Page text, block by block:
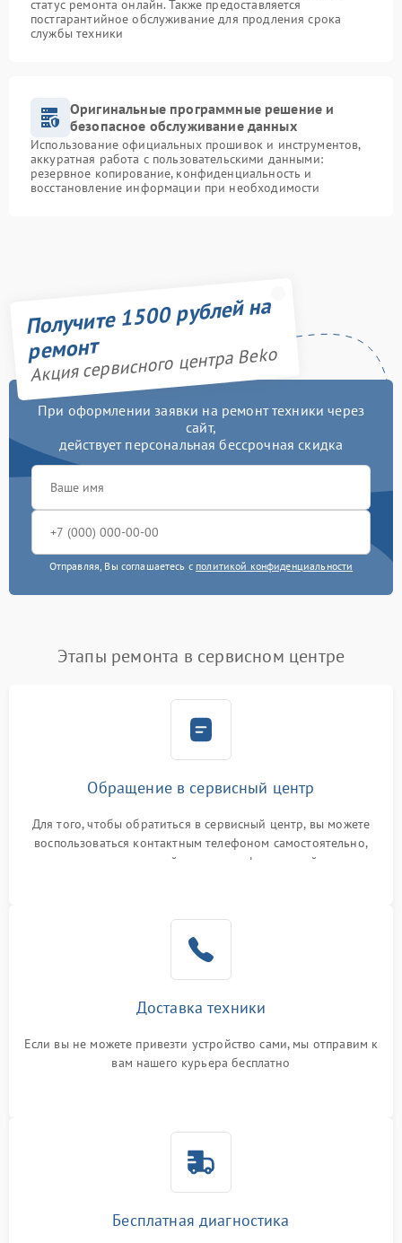
статус ремонта онлайн. Также предоставляется
постгарантийное обслуживание для продления срока
службы техники
Оригинальные программные решение и
безопасное обслуживание данных
Использование официальных прошивок и инструментов,
аккуратная работа с пользовательскими данными:
резервное копирование, конфиденциальность и
восстановление информации при необходимости
Получите 1500 рублей на
ремонт
Акция сервисного центра Beko
При оформлении заявки на ремонт техники через
сайт,
действует персональная бессрочная скидка
Отправляя, Вы соглашаетесь с политикой конфиденциальности
Этапы ремонта в сервисном центре
Обращение в сервисный центр
Для того, чтобы обратиться в сервисный центр, вы можете
воспользоваться контактным телефоном самостоятельно,
или оставить свой номер телефона на сайте
Доставка техники
Если вы не можете привезти устройство сами, мы отправим к
вам нашего курьера бесплатно
Бесплатная диагностика